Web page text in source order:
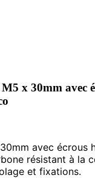
x 30mm avec
avec écrous
résistant à la
et fixations.